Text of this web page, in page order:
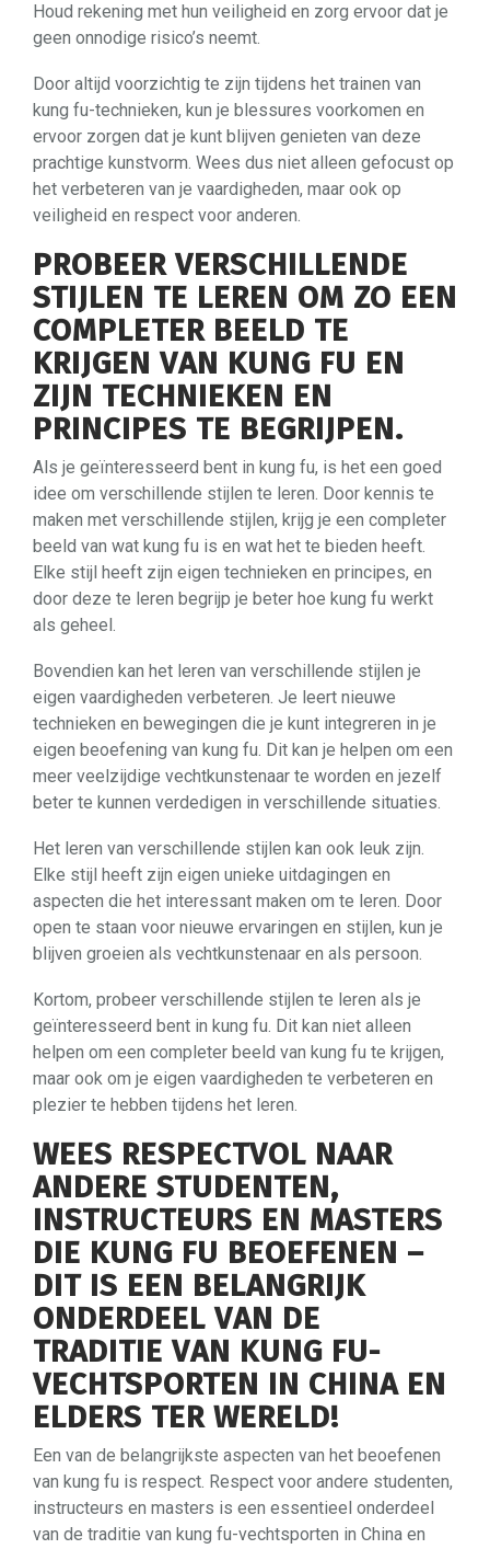
Houd rekening met hun veiligheid en zorg ervoor dat je
geen onnodige risico’s neemt.
Door altijd voorzichtig te zijn tijdens het trainen van
kung fu-technieken, kun je blessures voorkomen en
ervoor zorgen dat je kunt blijven genieten van deze
prachtige kunstvorm. Wees dus niet alleen gefocust op
het verbeteren van je vaardigheden, maar ook op
veiligheid en respect voor anderen.
PROBEER VERSCHILLENDE
STIJLEN TE LEREN OM ZO EEN
COMPLETER BEELD TE
KRIJGEN VAN KUNG FU EN
ZIJN TECHNIEKEN EN
PRINCIPES TE BEGRIJPEN.
Als je geïnteresseerd bent in kung fu, is het een goed
idee om verschillende stijlen te leren. Door kennis te
maken met verschillende stijlen, krijg je een completer
beeld van wat kung fu is en wat het te bieden heeft.
Elke stijl heeft zijn eigen technieken en principes, en
door deze te leren begrijp je beter hoe kung fu werkt
als geheel.
Bovendien kan het leren van verschillende stijlen je
eigen vaardigheden verbeteren. Je leert nieuwe
technieken en bewegingen die je kunt integreren in je
eigen beoefening van kung fu. Dit kan je helpen om een
meer veelzijdige vechtkunstenaar te worden en jezelf
beter te kunnen verdedigen in verschillende situaties.
Het leren van verschillende stijlen kan ook leuk zijn.
Elke stijl heeft zijn eigen unieke uitdagingen en
aspecten die het interessant maken om te leren. Door
open te staan voor nieuwe ervaringen en stijlen, kun je
blijven groeien als vechtkunstenaar en als persoon.
Kortom, probeer verschillende stijlen te leren als je
geïnteresseerd bent in kung fu. Dit kan niet alleen
helpen om een completer beeld van kung fu te krijgen,
maar ook om je eigen vaardigheden te verbeteren en
plezier te hebben tijdens het leren.
WEES RESPECTVOL NAAR
ANDERE STUDENTEN,
INSTRUCTEURS EN MASTERS
DIE KUNG FU BEOEFENEN –
DIT IS EEN BELANGRIJK
ONDERDEEL VAN DE
TRADITIE VAN KUNG FU-
VECHTSPORTEN IN CHINA EN
ELDERS TER WERELD!
Een van de belangrijkste aspecten van het beoefenen
van kung fu is respect. Respect voor andere studenten,
instructeurs en masters is een essentieel onderdeel
van de traditie van kung fu-vechtsporten in China en